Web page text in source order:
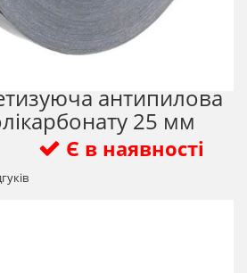
антипилова
25 мм
Є в наявності